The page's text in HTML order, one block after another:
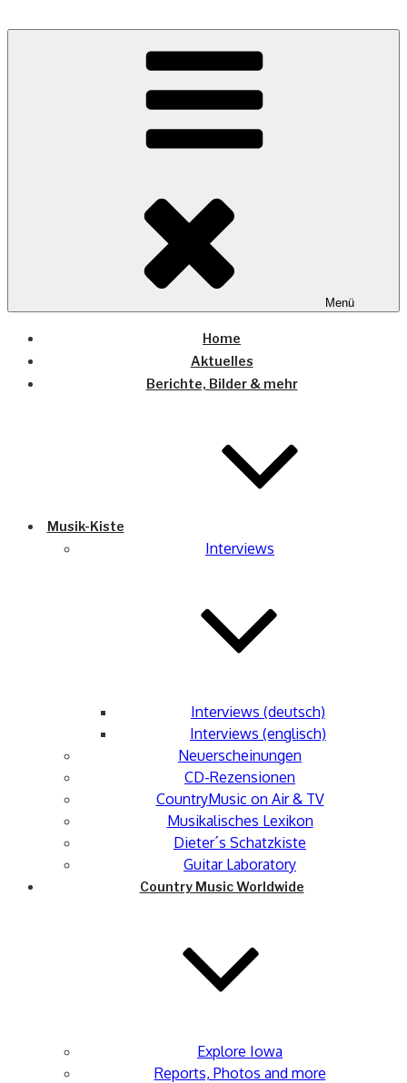
COUNTRYHOME
Wo die (Country-) Musik Zuhause ist
Menü
Home
Aktuelles
Berichte, Bilder & mehr
Musik-Kiste
Interviews
Interviews (deutsch)
Interviews (englisch)
Neuerscheinungen
CD-Rezensionen
CountryMusic on Air & TV
Musikalisches Lexikon
Dieter´s Schatzkiste
Guitar Laboratory
Country Music Worldwide
Explore Iowa
Reports, Photos and more